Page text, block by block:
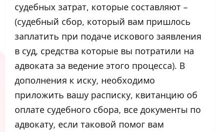
судебных затрат, которые составляют –
(судебный сбор, который вам пришлось
заплатить при подаче искового заявления
в суд, средства которые вы потратили на
адвоката за ведение этого процесса). В
дополнения к иску, необходимо
приложить вашу расписку, квитанцию об
оплате судебного сбора, все документы по
адвокату, если таковой помог вам